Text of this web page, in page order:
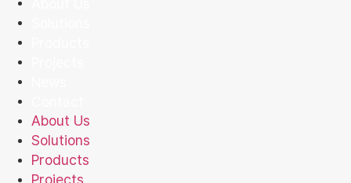
About Us
Solutions
Products
Projects